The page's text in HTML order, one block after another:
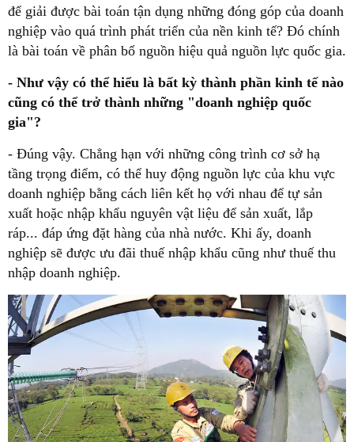
để giải được bài toán tận dụng những đóng góp của doanh
nghiệp vào quá trình phát triển của nền kinh tế? Đó chính
là bài toán về phân bổ nguồn hiệu quả nguồn lực quốc gia.
- Như vậy có thể hiểu là bất kỳ thành phần kinh tế nào
cũng có thể trở thành những "doanh nghiệp quốc
gia"?
- Đúng vậy. Chẳng hạn với những công trình cơ sở hạ
tầng trọng điểm, có thể huy động nguồn lực của khu vực
doanh nghiệp bằng cách liên kết họ với nhau để tự sản
xuất hoặc nhập khẩu nguyên vật liệu để sản xuất, lắp
ráp... đáp ứng đặt hàng của nhà nước. Khi ấy, doanh
nghiệp sẽ được ưu đãi thuế nhập khẩu cũng như thuế thu
nhập doanh nghiệp.